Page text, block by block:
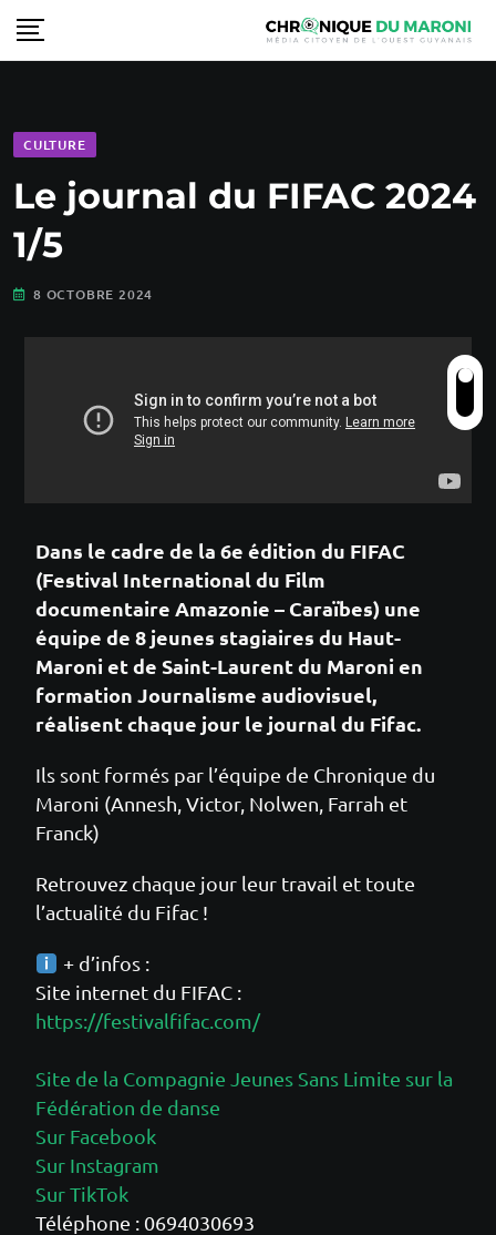
CULTURE
Le journal du FIFAC 2024
1/5
8 OCTOBRE 2024
Dans le cadre de la 6e édition du FIFAC
(Festival International du Film
documentaire Amazonie – Caraïbes) une
équipe de 8 jeunes stagiaires du Haut-
Maroni et de Saint-Laurent du Maroni en
formation Journalisme audiovisuel,
réalisent chaque jour le journal du Fifac.
Ils sont formés par l’équipe de Chronique du
Maroni (Annesh, Victor, Nolwen, Farrah et
Franck)
Retrouvez chaque jour leur travail et toute
l’actualité du Fifac !
+ d’infos :
Site internet du FIFAC :
https://festivalfifac.com/
Site de la Compagnie Jeunes Sans Limite sur la
Fédération de danse
Sur Facebook
Sur Instagram
Sur TikTok
Téléphone : 0694030693